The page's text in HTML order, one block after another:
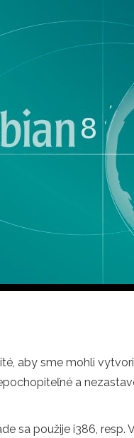
aby sme mohli
a
sa použije i386, resp.